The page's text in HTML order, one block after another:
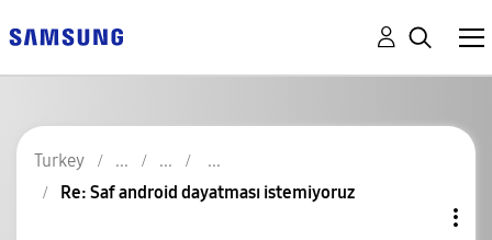
Turkey
Re: Saf android dayatması istemiyoruz